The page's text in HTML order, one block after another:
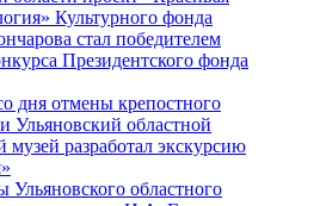
Культурного фонда
стал победителем
Президентского фонда
дня отмены крепостного
Ульяновский областной
музей разработал экскурсию
Ульяновского областного